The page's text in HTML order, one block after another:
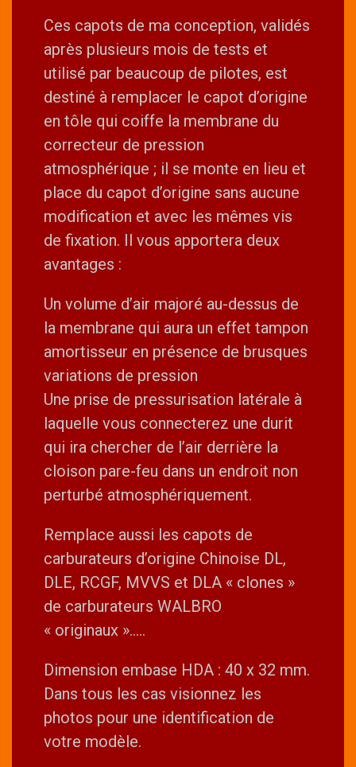
Ces capots de ma conception, validés
après plusieurs mois de tests et
utilisé par beaucoup de pilotes, est
destiné à remplacer le capot d’origine
en tôle qui coiffe la membrane du
correcteur de pression
atmosphérique ; il se monte en lieu et
place du capot d’origine sans aucune
modification et avec les mêmes vis
de fixation. Il vous apportera deux
avantages :
Un volume d’air majoré au-dessus de
la membrane qui aura un effet tampon
amortisseur en présence de brusques
variations de pression
Une prise de pressurisation latérale à
laquelle vous connecterez une durit
qui ira chercher de l’air derrière la
cloison pare-feu dans un endroit non
perturbé atmosphériquement.
Remplace aussi les capots de
carburateurs d’origine Chinoise DL,
DLE, RCGF, MVVS et DLA « clones »
de carburateurs WALBRO
« originaux »…..
Dimension embase HDA : 40 x 32 mm.
Dans tous les cas visionnez les
photos pour une identification de
votre modèle.